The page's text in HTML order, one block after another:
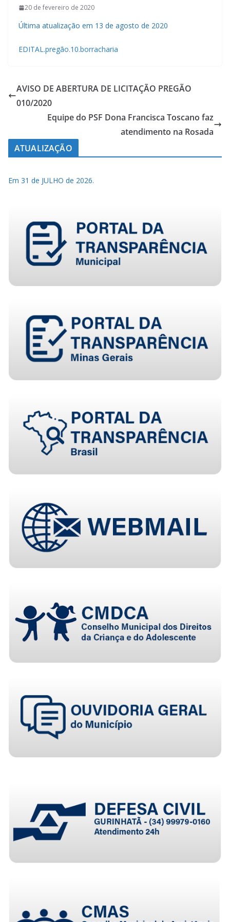
20 de fevereiro de 2020
Última atualização em 13 de agosto de 2020
EDITAL.pregão.10.borracharia
AVISO DE ABERTURA DE LICITAÇÃO PREGÃO
010/2020
Equipe do PSF Dona Francisca Toscano faz
atendimento na Rosada
ATUALIZAÇÃO
Em 31 de JULHO de 2026.